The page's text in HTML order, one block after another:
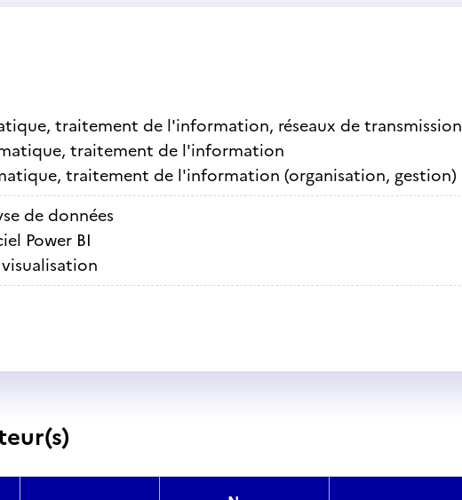
traitement de l'information, réseaux de transmission
traitement de l'information
traitement de l'information (organisation, gestion)
de données
Power BI